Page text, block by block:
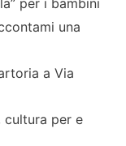
per i bambini
una
a Via
cultura per e